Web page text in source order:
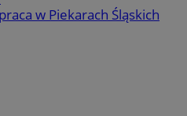
w Piekarach Śląskich